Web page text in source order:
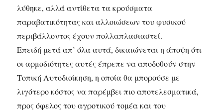
λύθηκε, αλλά αντίθετα τα κρούσματα
παραβατικότητας και αλλοιώσεων του φυσικού
περιβάλλοντος έχουν πολλαπλασιαστεί.
Επειδή μετά απ’ όλα αυτά, δικαιώνεται η άποψη ότι
οι αρμοδιότητες αυτές έπρεπε να αποδοθούν στην
Τοπική Αυτοδιοίκηση, η οποία θα μπορούσε με
λιγότερο κόστος να παρέμβει πιο αποτελεσματικά,
προς όφελος του αγροτικού τομέα και του